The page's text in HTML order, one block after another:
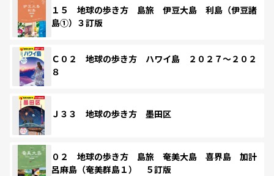
１５ 地球の歩き方 島旅 伊豆大島 利島（伊豆諸
島①）３訂版
Ｃ０２ 地球の歩き方 ハワイ島 ２０２７～２０２
８
Ｊ３３ 地球の歩き方 墨田区
０２ 地球の歩き方 島旅 奄美大島 喜界島 加計
呂麻島（奄美群島１） ５訂版